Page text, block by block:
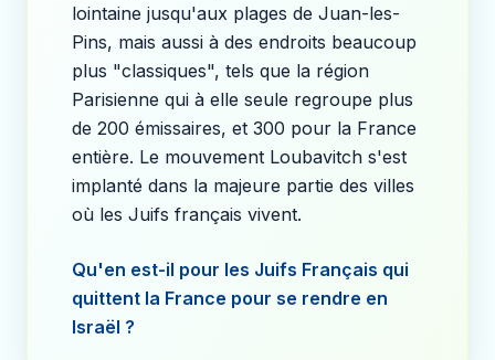
lointaine jusqu'aux plages de Juan-les-
Pins, mais aussi à des endroits beaucoup
plus "classiques", tels que la région
Parisienne qui à elle seule regroupe plus
de 200 émissaires, et 300 pour la France
entière. Le mouvement Loubavitch s'est
implanté dans la majeure partie des villes
où les Juifs français vivent.
Qu'en est-il pour les Juifs Français qui
quittent la France pour se rendre en
Israël ?